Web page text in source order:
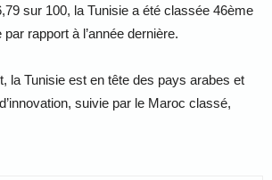
sur 100, la Tunisie a été classée 46ème
rapport à l’année dernière.
la Tunisie est en tête des pays arabes et
suivie par le Maroc classé,